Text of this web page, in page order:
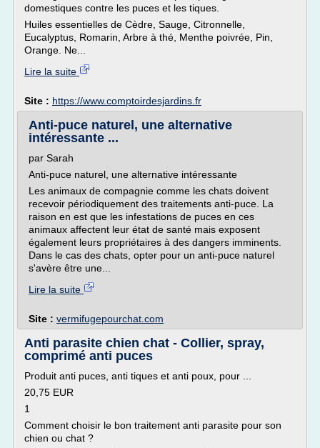
domestiques contre les puces et les tiques.
Huiles essentielles de Cèdre, Sauge, Citronnelle,
Eucalyptus, Romarin, Arbre à thé, Menthe poivrée, Pin,
Orange. Ne...
Lire la suite
Site : https://www.comptoirdesjardins.fr
Anti-puce naturel, une alternative
intéressante ...
par Sarah
Anti-puce naturel, une alternative intéressante
Les animaux de compagnie comme les chats doivent
recevoir périodiquement des traitements anti-puce. La
raison en est que les infestations de puces en ces
animaux affectent leur état de santé mais exposent
également leurs propriétaires à des dangers imminents.
Dans le cas des chats, opter pour un anti-puce naturel
s'avère être une...
Lire la suite
Site : vermifugepourchat.com
Anti parasite chien chat - Collier, spray,
comprimé anti puces
Produit anti puces, anti tiques et anti poux, pour ...
20,75 EUR
1
Comment choisir le bon traitement anti parasite pour son
chien ou chat ?